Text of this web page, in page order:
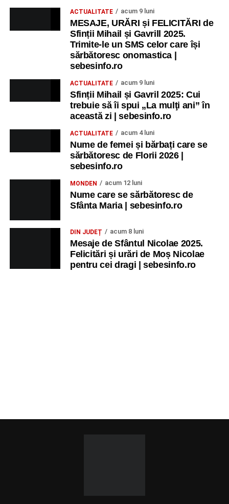
ACTUALITATE acum 9 luni
MESAJE, URĂRI și FELICITĂRI de
Sfinții Mihail și Gavrill 2025.
Trimite-le un SMS celor care își
sărbătoresc onomastica |
sebesinfo.ro
ACTUALITATE acum 9 luni
Sfinții Mihail și Gavril 2025: Cui
trebuie să îi spui „La mulţi ani” în
această zi | sebesinfo.ro
ACTUALITATE acum 4 luni
Nume de femei și bărbați care se
sărbătoresc de Florii 2026 |
sebesinfo.ro
MONDEN acum 12 luni
Nume care se sărbătoresc de
Sfânta Maria | sebesinfo.ro
DIN JUDEȚ acum 8 luni
Mesaje de Sfântul Nicolae 2025.
Felicitări și urări de Moș Nicolae
pentru cei dragi | sebesinfo.ro